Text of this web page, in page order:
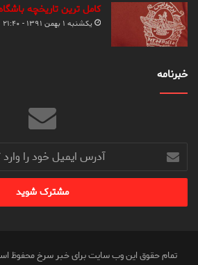
کامل ترین تاریخچه
یکشنبه ۱ بهمن ۱۳۹۱ - ۲۱:۴۰
خبرنامه
آدرس
ایمیل
خود
وارد
تمام حقوق این وب سایت برای خبر سرخ محفوظ